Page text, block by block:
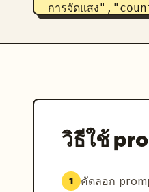
การจัดแสง
icon at upper
เพื่อเพิ่มพลังแล
มิติให้กับภาพ","เส้น
รับแสงเพื่อป้องกัน
วิธีใช้
1 คัดลอก